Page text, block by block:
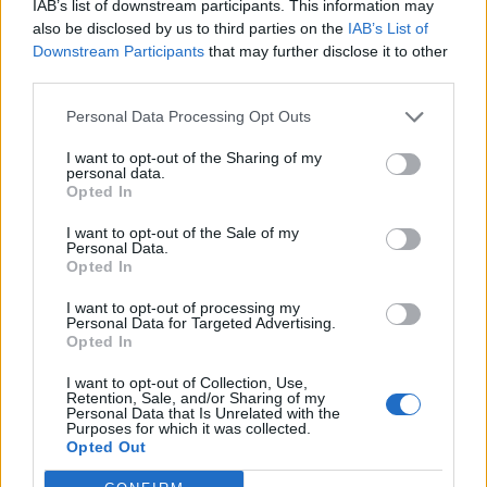
IAB’s list of downstream participants. This information may
also be disclosed by us to third parties on the IAB’s List of
Downstream Participants that may further disclose it to other
Personal Data Processing Opt Outs
I want to opt-out of the Sharing of my
personal data.
Opted In
I want to opt-out of the Sale of my
Personal Data.
Opted In
I want to opt-out of processing my
Personal Data for Targeted Advertising.
Opted In
I want to opt-out of Collection, Use,
Retention, Sale, and/or Sharing of my
Personal Data that Is Unrelated with the
Purposes for which it was collected.
Opted Out
Ελένη Φωτοπούλου: Η δημόσια ερωτική
του – «Είναι ο φύλακας άγγελος όσων βρίσκονται
κοντά του»